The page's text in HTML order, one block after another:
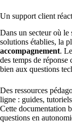
Un support client
Dans un secteur où
solutions établies, la
accompagnement.
des temps de réponse
bien aux questions
Des ressources
ligne : guides,
Cette documentation
questions en